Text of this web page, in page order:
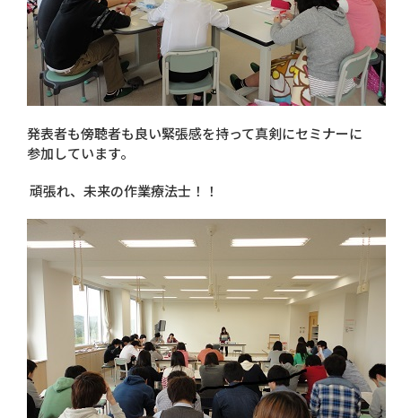
発表者も傍聴者も良い緊張感を持って真剣にセミナーに
参加しています。
頑張れ、未来の作業療法士！！